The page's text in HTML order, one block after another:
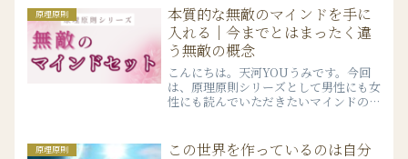
を撮っているのは2023年の年末なので
すが、どうしても年内に...
原理原則
本質的な無敵のマインドを手に
入れる｜今までとはまったく違
う無敵の概念
こんにちは。天河YOUうみです。今回
は、原理原則シリーズとして男性にも女
性にも読んでいただきたいマインドのお
う言葉に対して男性的な完全性のイメー
原理原則
この世界を作っているのは自分